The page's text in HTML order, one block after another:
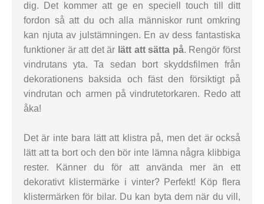
dig. Det kommer att ge en speciell touch till ditt
fordon så att du och alla människor runt omkring
kan njuta av julstämningen. En av dess fantastiska
funktioner är att det är lätt att sätta på. Rengör först
vindrutans yta. Ta sedan bort skyddsfilmen från
dekorationens baksida och fäst den försiktigt på
vindrutan och armen på vindrutetorkaren. Redo att
åka!
Det är inte bara lätt att klistra på, men det är också
lätt att ta bort och den bör inte lämna några klibbiga
rester. Känner du för att använda mer än ett
dekorativt klistermärke i vinter? Perfekt! Köp flera
klistermärken för bilar. Du kan byta dem när du vill,